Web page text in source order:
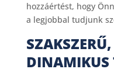
hozzáértést, hogy
a legjobbal tudjunk
DINAMIKUS